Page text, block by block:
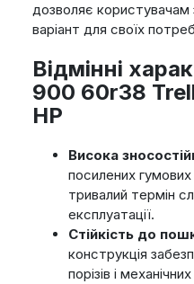
дозволяє користувачам
варіант для своїх
Відмінні
900 60r38
HP
Висока
посилених
тривалий термін
експлуатації.
Стійкість до
конструкція
порізів і